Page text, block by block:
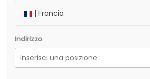
| Francia
Indirizzo